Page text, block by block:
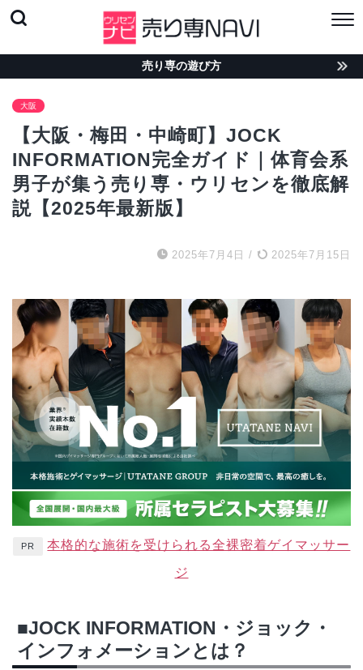
売り専の遊び方
大阪
【大阪・梅田・中崎町】JOCK
INFORMATION完全ガイド｜体育会系
男子が集う売り専・ウリセンを徹底解
説【2025年最新版】
2025年7月4日 / 2025年7月15日
PR 本格的な施術を受けられる全裸密着ゲイマッサー
ジ
■JOCK INFORMATION・ジョック・
インフォメーションとは？